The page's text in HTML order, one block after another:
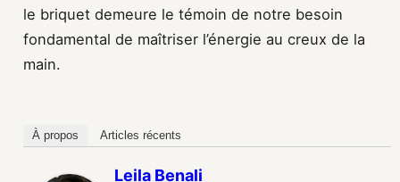
le briquet demeure le témoin de notre besoin
fondamental de maîtriser l’énergie au creux de la
main.
À propos Articles récents
Leila Benali